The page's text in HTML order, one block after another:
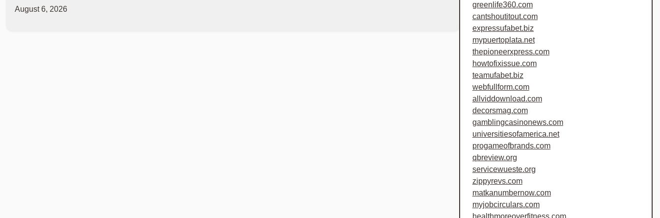
August 6, 2026
greenlife360.com
cantshoutitout.com
expressufabet.biz
mypuertoplata.net
thepioneerxpress.com
howtofixissue.com
teamufabet.biz
webfullform.com
allviddownload.com
decorsmag.com
gamblingcasinonews.com
universitiesofamerica.net
progameofbrands.com
qbreview.org
servicewueste.org
zippyrevs.com
matkanumbernow.com
myjobcirculars.com